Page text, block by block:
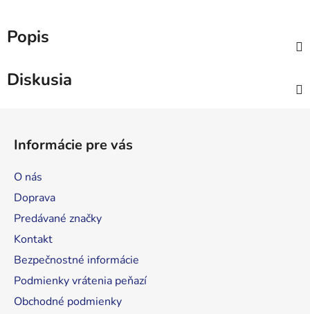
Popis
Diskusia
Informácie pre vás
O nás
Doprava
Predávané značky
Kontakt
Bezpečnostné informácie
Podmienky vrátenia peňazí
Obchodné podmienky